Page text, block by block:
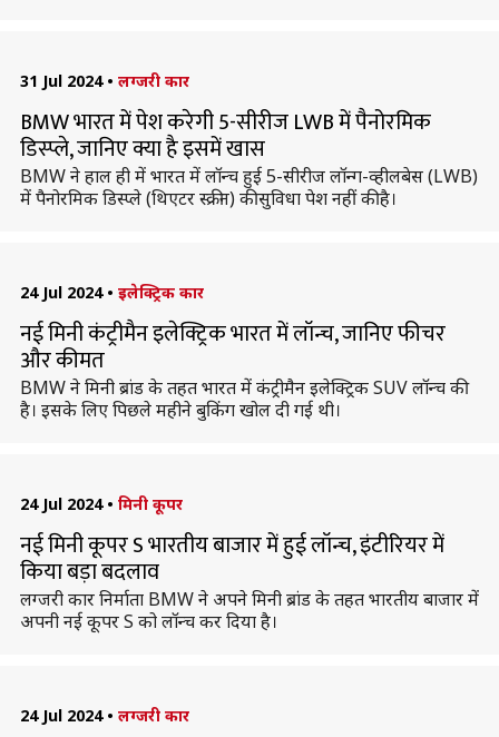
31 Jul 2024 • लग्जरी कार
BMW भारत में पेश करेगी 5-सीरीज LWB में पैनोरमिक
डिस्प्ले, जानिए क्या है इसमें खास
BMW ने हाल ही में भारत में लॉन्च हुई 5-सीरीज लॉन्ग-व्हीलबेस (LWB)
में पैनोरमिक डिस्प्ले (थिएटर स्क्रीन) की सुविधा पेश नहीं की है।
24 Jul 2024 • इलेक्ट्रिक कार
नई मिनी कंट्रीमैन इलेक्ट्रिक भारत में लॉन्च, जानिए फीचर
और कीमत
BMW ने मिनी ब्रांड के तहत भारत में कंट्रीमैन इलेक्ट्रिक SUV लॉन्च की
है। इसके लिए पिछले महीने बुकिंग खोल दी गई थी।
24 Jul 2024 • मिनी कूपर
नई मिनी कूपर S भारतीय बाजार में हुई लॉन्च, इंटीरियर में
किया बड़ा बदलाव
लग्जरी कार निर्माता BMW ने अपने मिनी ब्रांड के तहत भारतीय बाजार में
अपनी नई कूपर S को लॉन्च कर दिया है।
24 Jul 2024 • लग्जरी कार